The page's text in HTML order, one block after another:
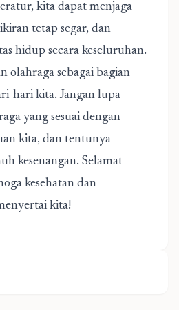
kita dapat menjaga
tetap segar, dan
hidup secara keseluruhan.
olahraga sebagai bagian
hari kita. Jangan lupa
yang sesuai dengan
kita, dan tentunya
kesenangan. Selamat
kesehatan dan
kita!